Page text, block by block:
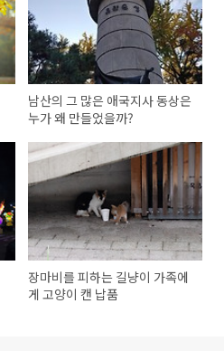
남산의 그 많은 애국지사 동상은
누가 왜 만들었을까?
장마비를 피하는 길냥이 가족에
게 고양이 캔 납품